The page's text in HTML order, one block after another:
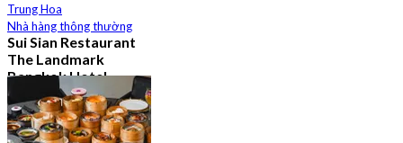
Trung Hoa
Nhà hàng thông thường
Sui Sian Restaurant
The Landmark
Bangkok Hotel
4.7
15.1K Đã đặt chỗ
Từ฿ 808